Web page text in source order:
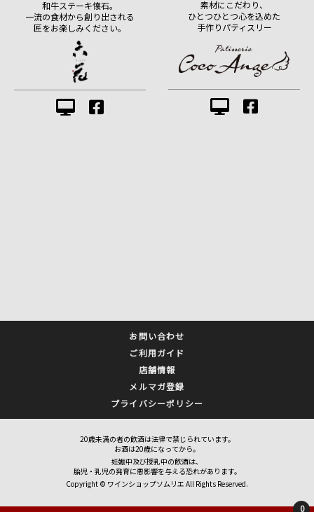
0
和牛ステーキ懐石。
一流の食材から創り出される
匠をお楽しみください。
素材にこだわり、
ひとつひとつ心を込めた
手作りパティスリー
お問い合わせ
ご利用ガイド
店舗情報
メルマガ登録
プライバシーポリシー
20歳未満の者の飲酒は法律で禁じられています。
お酒は20歳になってから。
妊娠中及び授乳中の飲酒は、
胎児・乳児の発育に悪影響を与える恐れがあります。
Copyright © ワインショップソムリエ All Rights Reserved.